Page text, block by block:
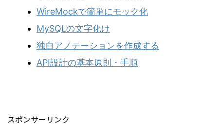
WireMockで簡単にモック化
MySQLの文字化け
独自アノテーションを作成する
API設計の基本原則・手順
スポンサーリンク